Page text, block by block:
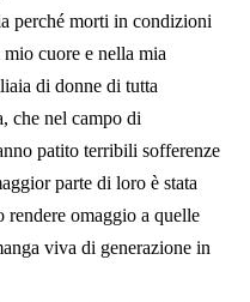
perché morti in condizioni
cuore e nella mia
di donne di tutta
che nel campo di
patito terribili sofferenze
parte di loro è stata
omaggio a quelle
viva di generazione in